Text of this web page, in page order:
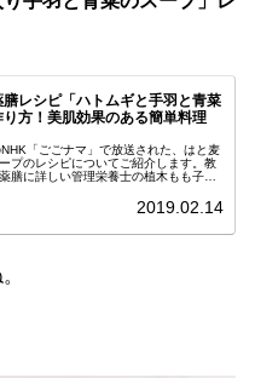
膳レシピ「ハトムギと手羽と青菜
方！美肌効果のある簡単料理
「ごごナマ」で放送された、はと麦
プのレシピについてご紹介します。教
膳に詳しい管理栄養士の植木もも子さ
2019.02.14